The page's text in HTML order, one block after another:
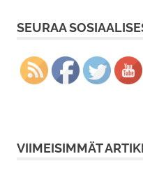
SEURAA
VIIMEISIMMÄT